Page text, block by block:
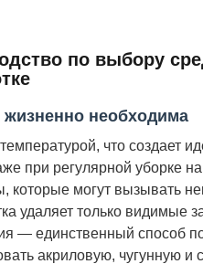
по выбору
необходима
что создает
при регулярной уборке на
которые могут вызывать
удаляет только видимые
— единственный способ
акриловую, чугунную и